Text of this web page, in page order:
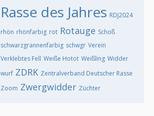
Rasse des Jahres RDJ2024
rhön rhönfarbig rot Rotauge Schoß
schwarzgrannenfarbig schwgr Verein
Verklebtes Fell Weiße Hotot Weißling Widder
wurf ZDRK Zentralverband Deutscher Rasse
Zoom Zwergwidder Züchter